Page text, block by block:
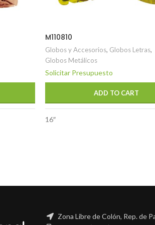
M110810
Globos y Accesorios, Globos Letras,
Globos Metálicos
Solicitar Presupuesto
ADD TO CART
16″
Zona Libre de Colón, Rep. de